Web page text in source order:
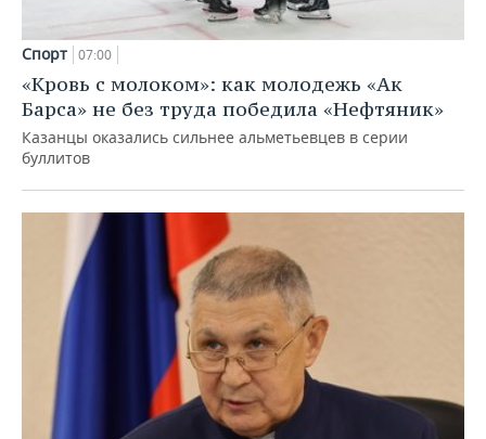
Спорт 07:00
«Кровь с молоком»: как молодежь «Ак
Барса» не без труда победила «Нефтяник»
Казанцы оказались сильнее альметьевцев в серии
буллитов